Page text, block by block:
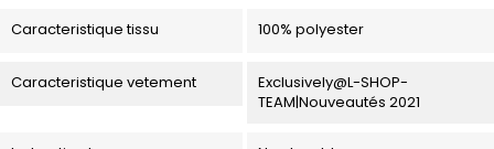
Caracteristique tissu 100% polyester
Caracteristique vetement
Exclusively@L-SHOP-
TEAM|Nouveautés 2021